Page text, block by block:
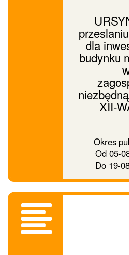
dla
budynku
XII-
Okres
Od05-
Do 19-